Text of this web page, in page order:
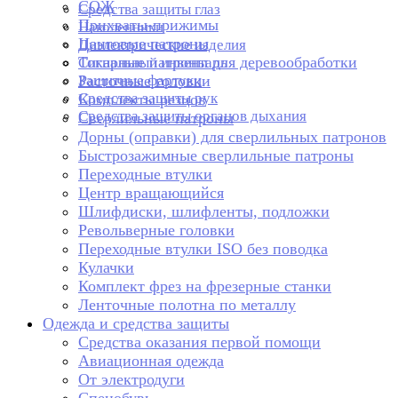
Средства защиты глаз
Наколенники
Диэлектрические изделия
Сигнальный инвентарь
Защитные фартуки
Средства защиты рук
Средства защиты органов дыхания
СОЖ
Прихваты-прижимы
Цанговые патроны
Токарные патроны для деревообработки
Расточные головки
Комплекты резцов
Сверлильные патроны
Дорны (оправки) для сверлильных патронов
Быстрозажимные сверлильные патроны
Переходные втулки
Центр вращающийся
Шлифдиски, шлифленты, подложки
Револьверные головки
Переходные втулки ISO без поводка
Кулачки
Комплект фрез на фрезерные станки
Ленточные полотна по металлу
Одежда и средства защиты
Средства оказания первой помощи
Авиационная одежда
От электродуги